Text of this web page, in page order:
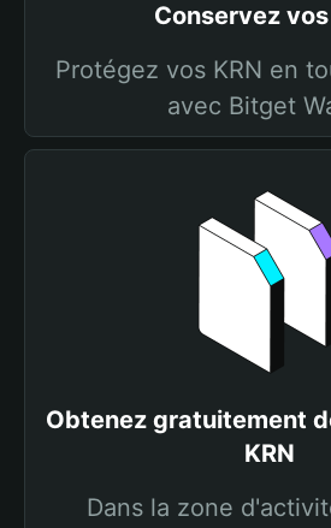
Conservez vos
Protégez vos KRN en
avec Bitget
Obtenez gratuitement
KRN
Dans la zone